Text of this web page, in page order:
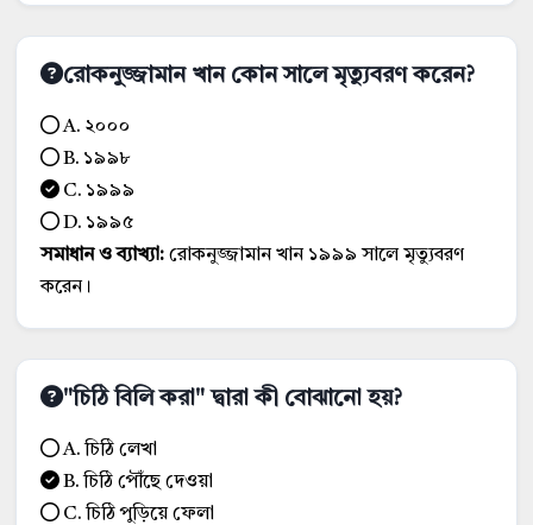
রোকনুজ্জামান খান কোন সালে মৃত্যুবরণ করেন?
A. ২০০০
B. ১৯৯৮
C. ১৯৯৯
D. ১৯৯৫
সমাধান ও ব্যাখ্যা: রোকনুজ্জামান খান ১৯৯৯ সালে মৃত্যুবরণ
করেন।
"চিঠি বিলি করা" দ্বারা কী বোঝানো হয়?
A. চিঠি লেখা
B. চিঠি পৌঁছে দেওয়া
C. চিঠি পুড়িয়ে ফেলা